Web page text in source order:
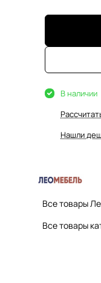
В наличии
Нашли
Все товары
Все товары